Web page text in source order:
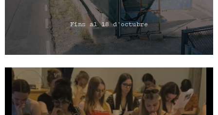
Fins al 18 d'octubre